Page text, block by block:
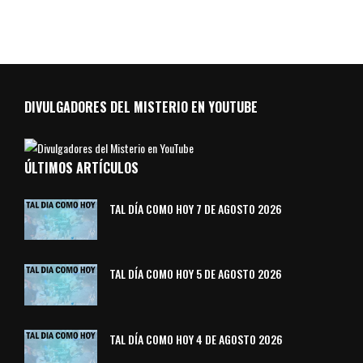
DIVULGADORES DEL MISTERIO EN YOUTUBE
ÚLTIMOS ARTÍCULOS
TAL DÍA COMO HOY 7 DE AGOSTO 2026
TAL DÍA COMO HOY 5 DE AGOSTO 2026
TAL DÍA COMO HOY 4 DE AGOSTO 2026